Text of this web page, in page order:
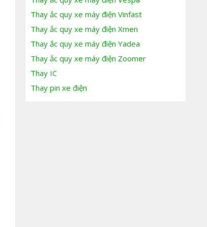
Thay ắc quy xe máy điện Vinfast
Thay ắc quy xe máy điện Xmen
Thay ắc quy xe máy điện Yadea
Thay ắc quy xe máy điện Zoomer
Thay IC
Thay pin xe điện